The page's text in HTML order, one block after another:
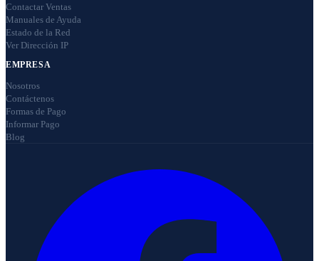
Contactar Ventas
Manuales de Ayuda
Estado de la Red
Ver Dirección IP
EMPRESA
Nosotros
Contáctenos
Formas de Pago
Informar Pago
Blog